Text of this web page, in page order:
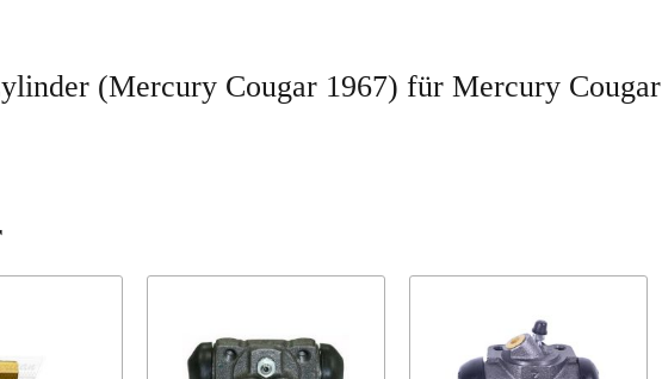
(Mercury Cougar 1967) für Mercury Cougar